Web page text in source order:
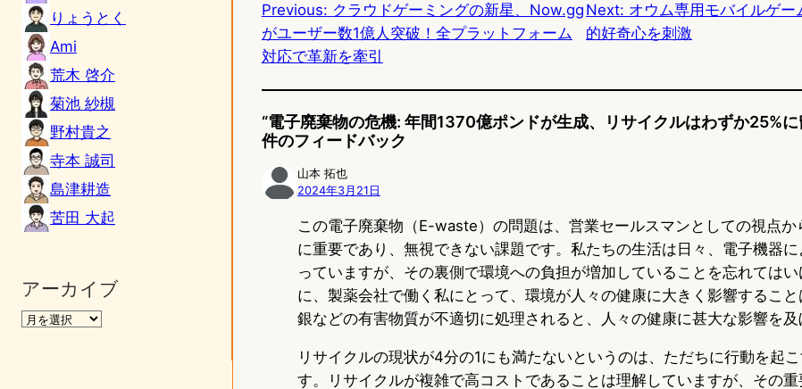
りょうとく
Ami
荒木 啓介
菊池 紗槻
野村貴之
寺本 誠司
島津耕造
苦田 大起
アーカイブ
o
n
y
o
k
Previous: クラウドゲーミングの新星、Now.gg
がユーザー数1億人突破！全プラットフォーム
対応で革新を牽引
Next: オウム専用モバイルゲー
的好奇心を刺激
“電子廃棄物の危機: 年間1370億ポンドが生成、リサイクルはわずか25%に
件のフィードバック
山本 拓也
2024年3月21日
この電子廃棄物（E-waste）の問題は、営業セールスマンとしての視点か
に重要であり、無視できない課題です。私たちの生活は日々、電子機器
っていますが、その裏側で環境への負担が増加していることを忘れては
に、製薬会社で働く私にとって、環境が人々の健康に大きく影響するこ
銀などの有害物質が不適切に処理されると、人々の健康に甚大な影響を及
リサイクルの現状が4分の1にも満たないというのは、ただちに行動を起
す。リサイクルが複雑で高コストであることは理解していますが、その重